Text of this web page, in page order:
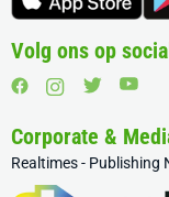
Volg ons op
Corporate &
Realtimes - Publishing